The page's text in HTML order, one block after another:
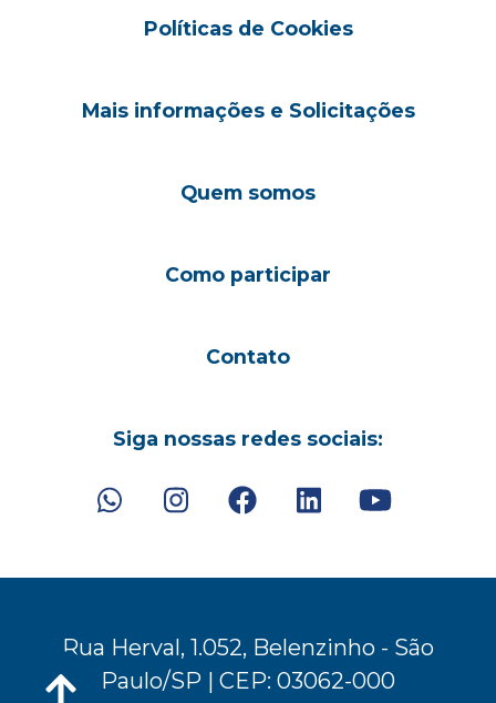
Políticas de Cookies
Mais informações e Solicitações
Quem somos
Como participar
Contato
Siga nossas redes sociais:
Rua Herval, 1.052, Belenzinho - São
Paulo/SP | CEP: 03062-000